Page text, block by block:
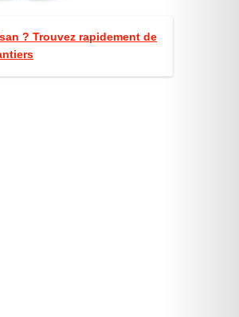
? Trouvez rapidement de